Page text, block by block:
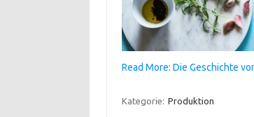
Read More: Die Geschichte
Kategorie: Produktion